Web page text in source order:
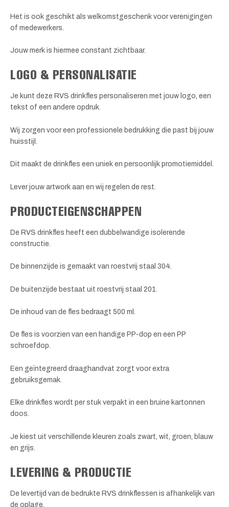
Het is ook geschikt als welkomstgeschenk voor verenigingen
of medewerkers.
Jouw merk is hiermee constant zichtbaar.
LOGO & PERSONALISATIE
Je kunt deze RVS drinkfles personaliseren met jouw logo, een
tekst of een andere opdruk.
Wij zorgen voor een professionele bedrukking die past bij jouw
huisstijl.
Dit maakt de drinkfles een uniek en persoonlijk promotiemiddel.
Lever jouw artwork aan en wij regelen de rest.
PRODUCTEIGENSCHAPPEN
De RVS drinkfles heeft een dubbelwandige isolerende
constructie.
De binnenzijde is gemaakt van roestvrij staal 304.
De buitenzijde bestaat uit roestvrij staal 201.
De inhoud van de fles bedraagt 500 ml.
De fles is voorzien van een handige PP-dop en een PP
schroefdop.
Een geïntegreerd draaghandvat zorgt voor extra
gebruiksgemak.
Elke drinkfles wordt per stuk verpakt in een bruine kartonnen
doos.
Je kiest uit verschillende kleuren zoals zwart, wit, groen, blauw
en grijs.
LEVERING & PRODUCTIE
De levertijd van de bedrukte RVS drinkflessen is afhankelijk van
de oplage.